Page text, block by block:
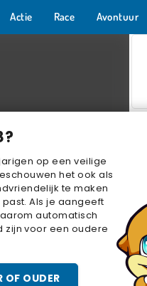
op een veilige
het ook als
te maken
Als je aangeeft
automatisch
voor een oudere
OF OUDER
Actie Race Avontuur